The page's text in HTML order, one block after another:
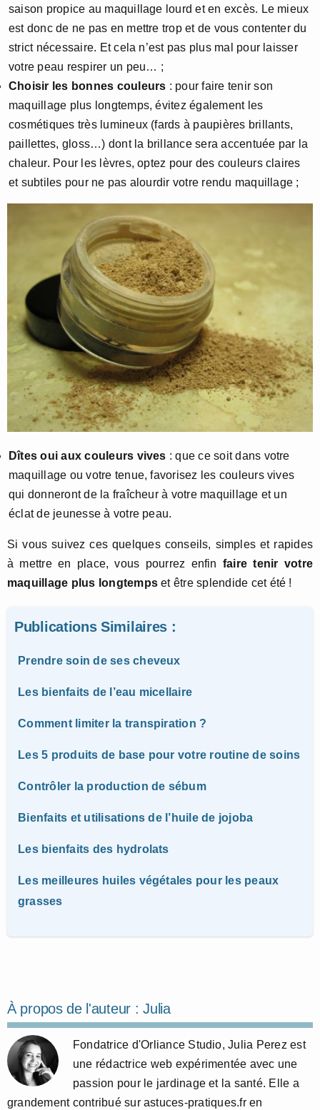
saison propice au maquillage lourd et en excès. Le mieux
est donc de ne pas en mettre trop et de vous contenter du
strict nécessaire. Et cela n’est pas plus mal pour laisser
votre peau respirer un peu… ;
Choisir les bonnes couleurs : pour faire tenir son
maquillage plus longtemps, évitez également les
cosmétiques très lumineux (fards à paupières brillants,
paillettes, gloss…) dont la brillance sera accentuée par la
chaleur. Pour les lèvres, optez pour des couleurs claires
et subtiles pour ne pas alourdir votre rendu maquillage ;
Dîtes oui aux couleurs vives : que ce soit dans votre
maquillage ou votre tenue, favorisez les couleurs vives
qui donneront de la fraîcheur à votre maquillage et un
éclat de jeunesse à votre peau.
Si vous suivez ces quelques conseils, simples et rapides
à mettre en place, vous pourrez enfin faire tenir votre
maquillage plus longtemps et être splendide cet été !
Publications Similaires :
Prendre soin de ses cheveux
Les bienfaits de l’eau micellaire
Comment limiter la transpiration ?
Les 5 produits de base pour votre routine de soins
Contrôler la production de sébum
Bienfaits et utilisations de l’huile de jojoba
Les bienfaits des hydrolats
Les meilleures huiles végétales pour les peaux
grasses
À propos de l'auteur :Julia
Fondatrice d'Orliance Studio, Julia Perez est
une rédactrice web expérimentée avec une
passion pour le jardinage et la santé. Elle a
grandement contribué sur astuces-pratiques.fr en